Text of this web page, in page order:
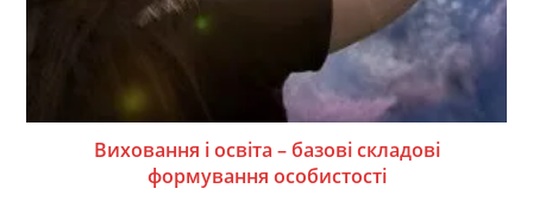
Виховання і освіта – базові складові
формування особистості